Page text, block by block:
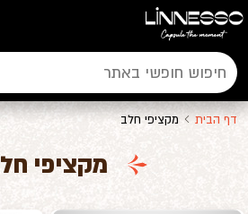
דף הבית מקציפי חלב
מקציפי